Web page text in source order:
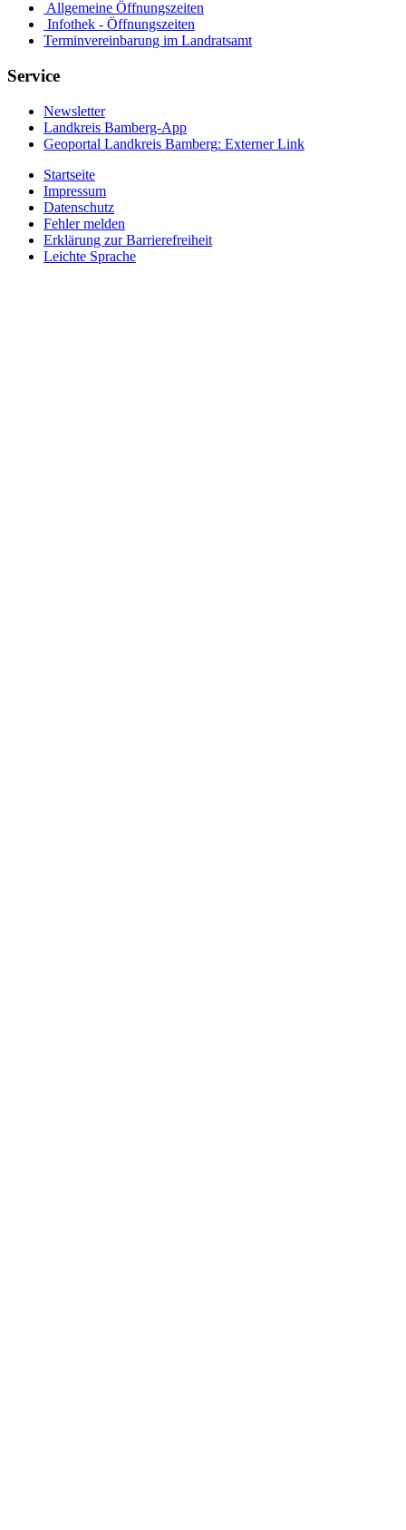
Allgemeine Öffnungszeiten
Infothek - Öffnungszeiten
Terminvereinbarung im Landratsamt
Service
Newsletter
Landkreis Bamberg-App
Geoportal Landkreis Bamberg: Externer Link
Startseite
Impressum
Datenschutz
Fehler melden
Erklärung zur Barrierefreiheit
Leichte Sprache